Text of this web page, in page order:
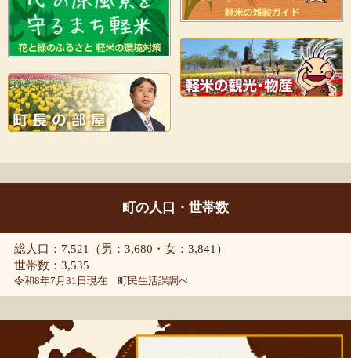
町の人口・世帯数
総人口：7,521（男：3,680・女：3,841）
世帯数：3,535
令和8年7月31日現在 町民生活課調べ